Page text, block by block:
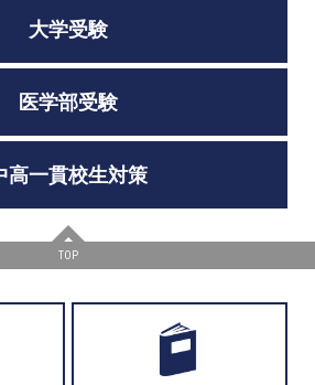
大学受験
医学部受験
高一貫校生対策
TOP